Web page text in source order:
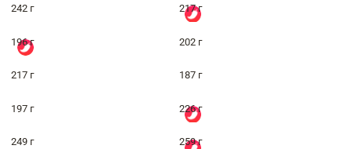
242 г 217 г
196 г 202 г
217 г 187 г
197 г 226 г
249 г 259 г